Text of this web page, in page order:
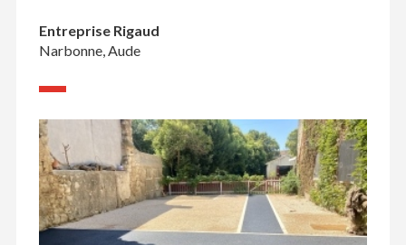
Entreprise Rigaud
Narbonne, Aude